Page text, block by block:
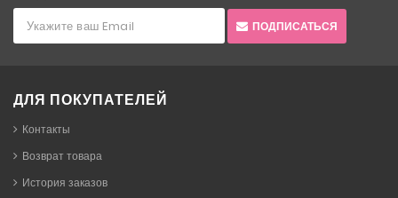
ПОДПИСАТЬСЯ
ДЛЯ ПОКУПАТЕЛЕЙ
Контакты
Возврат товара
История заказов